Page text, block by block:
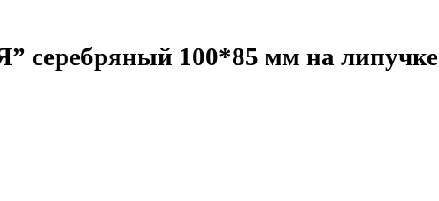
100*85 мм на липучке